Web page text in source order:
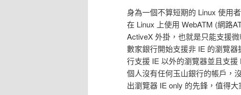
身為一個不算短期的 Linux 使用
在 Linux 上使用 WebATM (網路
ActiveX 外掛，也就是只能支援
數家銀行開始支援非 IE 的瀏覽
行支援 IE 以外的瀏覽器並且支
個人沒有任何玉山銀行的帳戶，
出瀏覽器 IE only 的先鋒，值得大